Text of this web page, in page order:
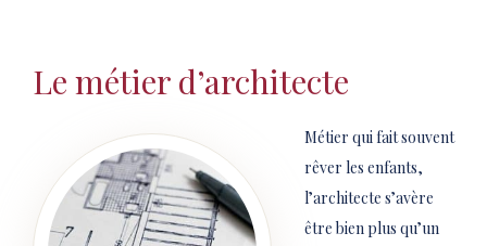
Le métier d’architecte
Métier qui fait souvent
rêver les enfants,
l’architecte s’avère
être bien plus qu’un